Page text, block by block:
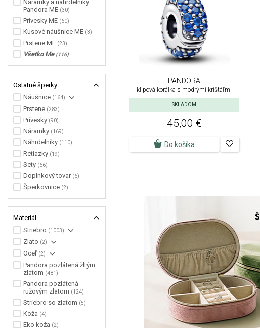
Náramky a náhrdelníky
Pandora ME (30)
Prívesky ME (60)
Kusové náušnice ME (3)
Prstene ME (23)
Všetko Me(116)
Ostatné šperky
Náušnice (164)
Prstene (283)
Prívesky (90)
Náramky (169)
Náhrdelníky (110)
Retiazky (19)
Sety (66)
Doplnkový tovar(6)
Šperkovnice (2)
Materiál
Striebro (1003)
Zlato (2)
Oceľ (2)
Pandora pozlátená žltým
zlatom (481)
Pandora pozlátená
ružovým zlatom (124)
Striebro so zlatom (5)
Koža (4)
Eko koža (2)
PANDORA
klipová korálka s modrými krištáľmi
SKLADOM
45,00 €
Do košíka